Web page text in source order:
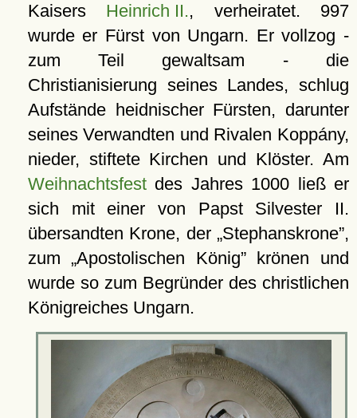
Kaisers Heinrich II., verheiratet. 997
wurde er Fürst von Ungarn. Er vollzog -
zum Teil gewaltsam - die
Christianisierung seines Landes, schlug
Aufstände heidnischer Fürsten, darunter
seines Verwandten und Rivalen Koppány,
nieder, stiftete Kirchen und Klöster. Am
Weihnachtsfestdes Jahres 1000 ließ er
sich mit einer von Papst Silvester II.
übersandten Krone, der Stephanskrone ,
zum Apostolischen König krönen und
wurde so zum Begründer des christlichen
Königreiches Ungarn.